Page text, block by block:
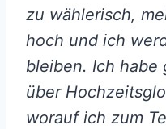
zu wählerisch,
hoch und ich
bleiben. Ich habe
über
worauf ich zum